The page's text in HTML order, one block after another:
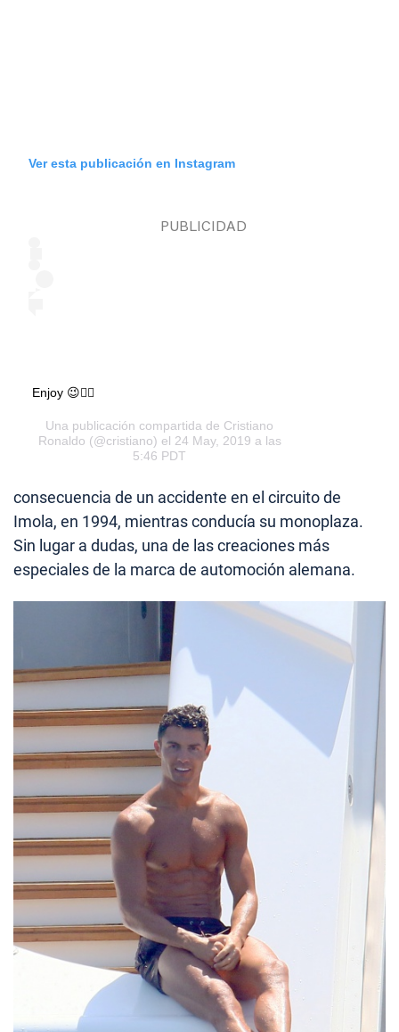
Ver esta publicación en Instagram
Enjoy 😉👌🏻
Una publicación compartida de Cristiano
Ronaldo (@cristiano) el 24 May, 2019 a las
5:46 PDT
consecuencia de un accidente en el circuito de
Imola, en 1994, mientras conducía su monoplaza.
Sin lugar a dudas, una de las creaciones más
especiales de la marca de automoción alemana.